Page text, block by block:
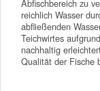
Abfischbereich zu
reichlich Wasser
abfließenden
Teichwirtes
nachhaltig
Qualität der Fische